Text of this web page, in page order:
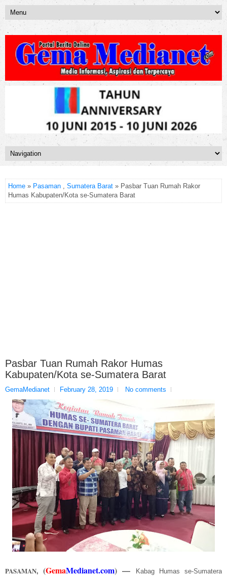
Home » Pasaman , Sumatera Barat » Pasbar Tuan Rumah Rakor
Humas Kabupaten/Kota se-Sumatera Barat
Pasbar Tuan Rumah Rakor Humas
Kabupaten/Kota se-Sumatera Barat
GemaMedianet February 28, 2019 No comments
PASAMAN,(GemaMedianet.com)—
Kabag Humas se-Sumatera